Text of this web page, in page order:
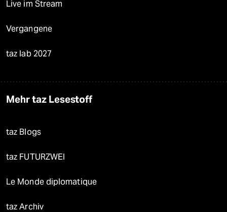
Live im Stream
Vergangene
taz lab 2027
Mehr taz Lesestoff
taz Blogs
taz FUTURZWEI
Le Monde diplomatique
taz Archiv